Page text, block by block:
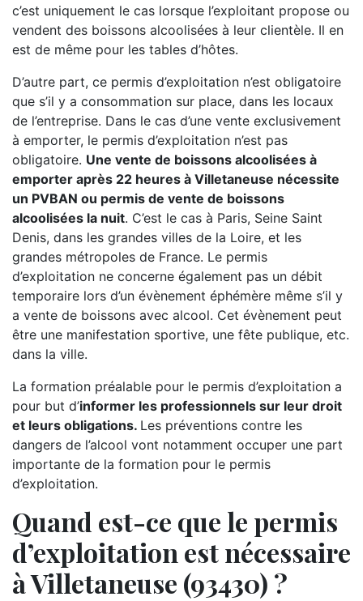
c’est uniquement le cas lorsque l’exploitant propose ou
vendent des boissons alcoolisées à leur clientèle. Il en
est de même pour les tables d’hôtes.
D’autre part, ce permis d’exploitation n’est obligatoire
que s’il y a consommation sur place, dans les locaux
de l’entreprise. Dans le cas d’une vente exclusivement
à emporter, le permis d’exploitation n’est pas
obligatoire. Une vente de boissons alcoolisées à
emporter après 22 heures à Villetaneuse nécessite
un PVBAN ou permis de vente de boissons
alcoolisées la nuit. C’est le cas à Paris, Seine Saint
Denis, dans les grandes villes de la Loire, et les
grandes métropoles de France. Le permis
d’exploitation ne concerne également pas un débit
temporaire lors d’un évènement éphémère même s’il y
a vente de boissons avec alcool. Cet évènement peut
être une manifestation sportive, une fête publique, etc.
dans la ville.
La formation préalable pour le permis d’exploitation a
pour but d’informer les professionnels sur leur droit
et leurs obligations. Les préventions contre les
dangers de l’alcool vont notamment occuper une part
importante de la formation pour le permis
d’exploitation.
Quand est-ce que le permis
d’exploitation est nécessaire
à Villetaneuse (93430) ?